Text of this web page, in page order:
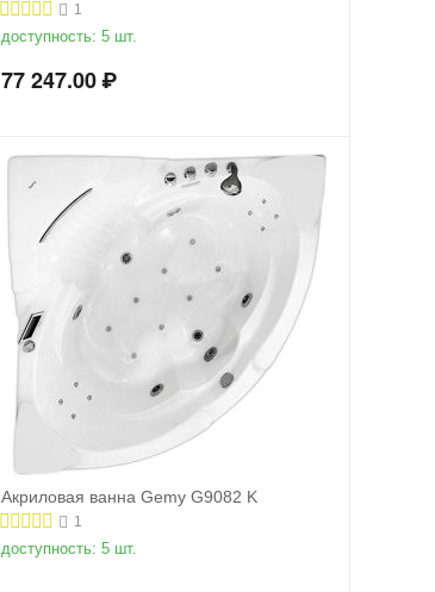
1
доступность: 5 шт.
77 247.00₽
Акриловая ванна Gemy G9082 K
1
доступность: 5 шт.